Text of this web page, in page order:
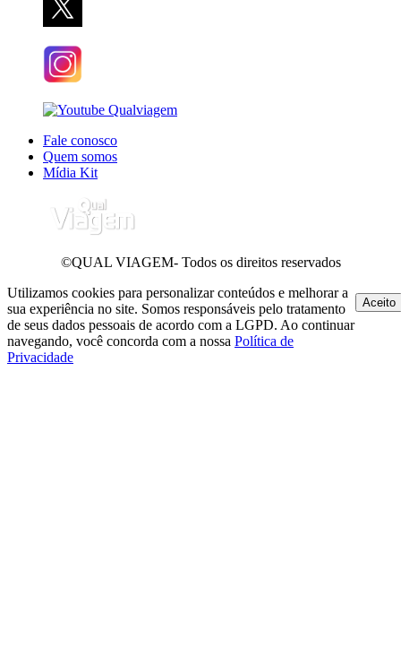
Fale conosco
Quem somos
Mídia Kit
©QUAL VIAGEM- Todos os direitos reservados
Utilizamos cookies para personalizar conteúdos e melhorar a
sua experiência no site. Somos responsáveis pelo tratamento
de seus dados pessoais de acordo com a LGPD. Ao continuar
navegando, você concorda com a nossa Política de
Privacidade
Aceito